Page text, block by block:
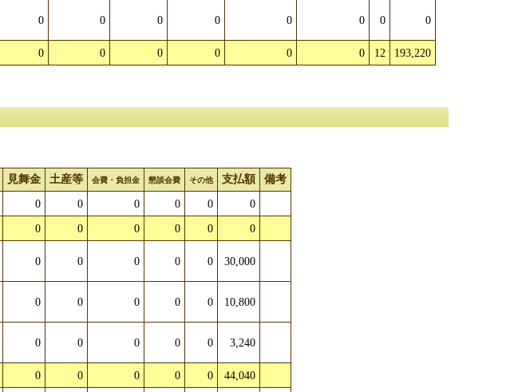
0 0 0 0 0 0 0 0
0 0 0 0 0 0 12 193,220
見舞金 土産等 会費・負担金 懇談会費 その他 支払額
備考
0 0 0 0 0
0
0 0 0 0 0 0
0 0 0 0 0 30,000
0 0 0 0 0 10,800
0 0 0 0 0 3,240
0 0 0 0 0 44,040